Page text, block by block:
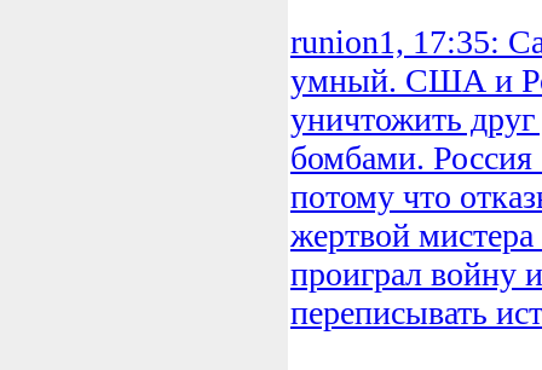
runion1, 17:35:
умный. США и
уничтожить
бомбами. Россия
потому что
жертвой
проиграл войну
переписывать